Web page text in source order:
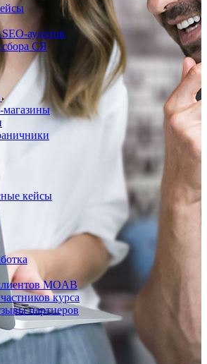
аудитов
СЯ
магазины
кейсы
MOAB
курса
партнеров